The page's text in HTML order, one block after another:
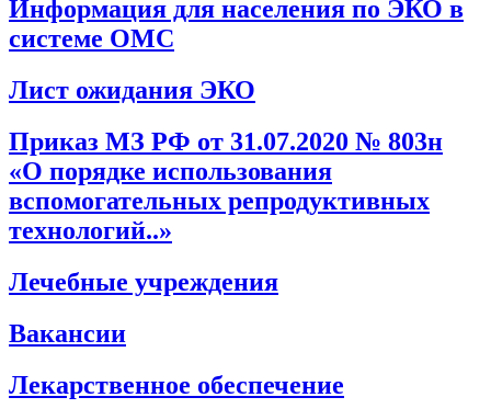
Информация для населения по ЭКО в
системе ОМС
Лист ожидания ЭКО
Приказ МЗ РФ от 31.07.2020 № 803н
«О порядке использования
вспомогательных репродуктивных
технологий..»
Лечебные учреждения
Вакансии
Лекарственное обеспечение